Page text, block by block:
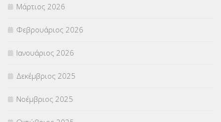
Μάρτιος 2026
Φεβρουάριος 2026
Ιανουάριος 2026
Δεκέμβριος 2025
Νοέμβριος 2025